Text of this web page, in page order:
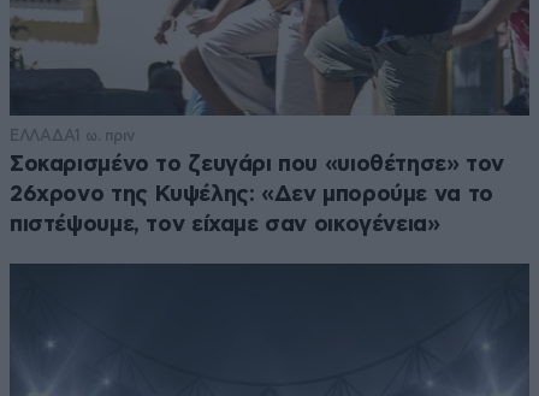
ΕΛΛΑΔΑ1 ω. πριν
Σοκαρισμένο το ζευγάρι που «υιοθέτησε» τον
26χρονο της Κυψέλης: «Δεν μπορούμε να το
πιστέψουμε, τον είχαμε σαν οικογένεια»